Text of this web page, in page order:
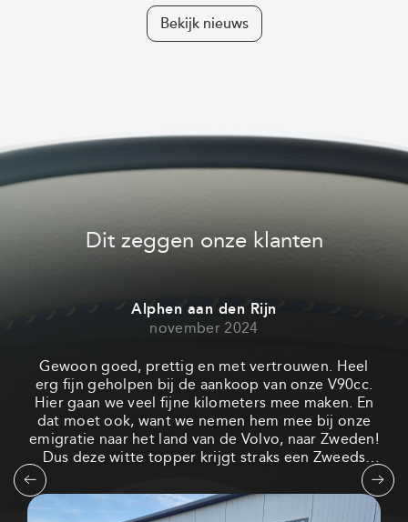
Bekijk nieuws
Dit zeggen onze klanten
Alphen aan den Rijn
november 2024
Gewoon goed, prettig en met vertrouwen. Heel
erg fijn geholpen bij de aankoop van onze V90cc.
Hier gaan we veel fijne kilometers mee maken. En
dat moet ook, want we nemen hem mee bij onze
emigratie naar het land van de Volvo, naar Zweden!
Dus deze witte topper krijgt straks een Zweeds
kenteken en misschien wel spijkerbanden in de
winter... Bedankt voor jullie hulp, het meedenken
en deze prettige aankoop ervaring, top!